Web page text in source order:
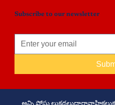
Subscribe to our newsletter
అన్ని పోస్టు లుకథలుధారావాహికలు